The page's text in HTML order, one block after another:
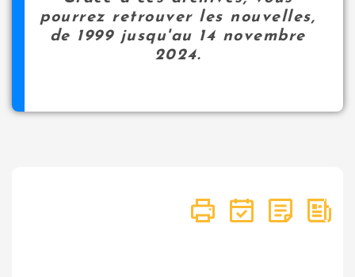
pourrez retrouver les nouvelles,
de 1999 jusqu'au 14 novembre
2024.